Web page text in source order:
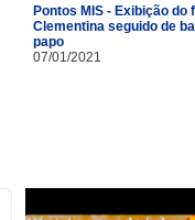
Pontos MIS - Exibição do
Clementina seguido de
papo
07/01/2021